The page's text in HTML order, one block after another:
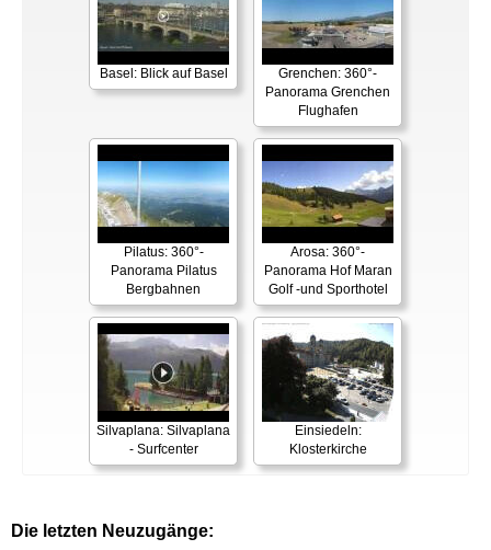
Basel: Blick auf Basel
Grenchen: 360°-
Panorama Grenchen
Flughafen
Pilatus: 360°-
Panorama Pilatus
Bergbahnen
Arosa: 360°-
Panorama Hof Maran
Golf -und Sporthotel
Silvaplana: Silvaplana
- Surfcenter
Einsiedeln:
Klosterkirche
Die letzten Neuzugänge: